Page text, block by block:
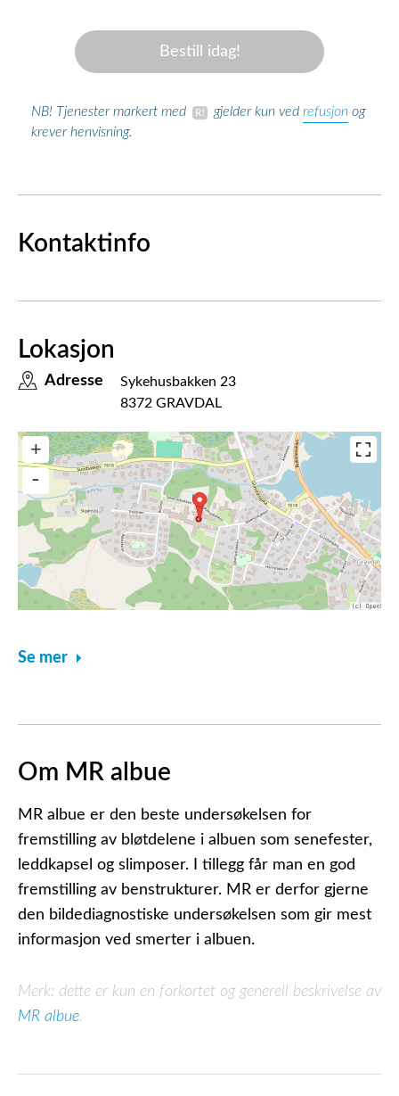
Bestill idag!
NB! Tjenester markert med gjelder kun ved refusjon og
krever henvisning.
Kontaktinfo
Lokasjon
Adresse
Sykehusbakken 23
8372 GRAVDAL
Se mer
Om MR albue
MR albue er den beste undersøkelsen for
fremstilling av bløtdelene i albuen som senefester,
leddkapsel og slimposer. I tillegg får man en god
fremstilling av benstrukturer. MR er derfor gjerne
den bildediagnostiske undersøkelsen som gir mest
informasjon ved smerter i albuen.
Merk: dette er kun en forkortet og generell beskrivelse av
MR albue.